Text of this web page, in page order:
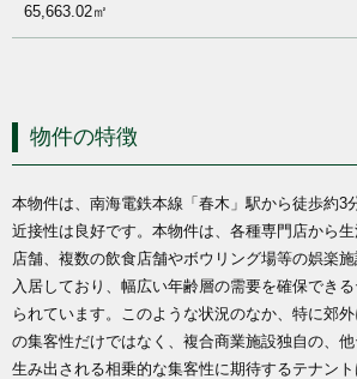
65,663.02㎡
物件の特徴
本物件は、南海電鉄本線「春木」駅から徒歩約3
近接性は良好です。本物件は、各種専門店から
店舗、複数の飲食店舗やボウリング場等の娯楽
入居しており、幅広い年齢層の需要を確保でき
られています。このような状況のなか、特に郊
の集客性だけではなく、複合商業施設独自の、
生み出される相乗的な集客性に期待するテナン